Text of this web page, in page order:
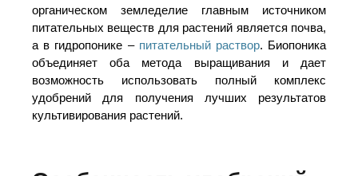
органическом земледелие главным источником
питательных веществ для растений является почва,
а в гидропонике – питательный раствор. Биопоника
объединяет оба метода выращивания и дает
возможность использовать полный комплекс
удобрений для получения лучших результатов
культивирования растений.